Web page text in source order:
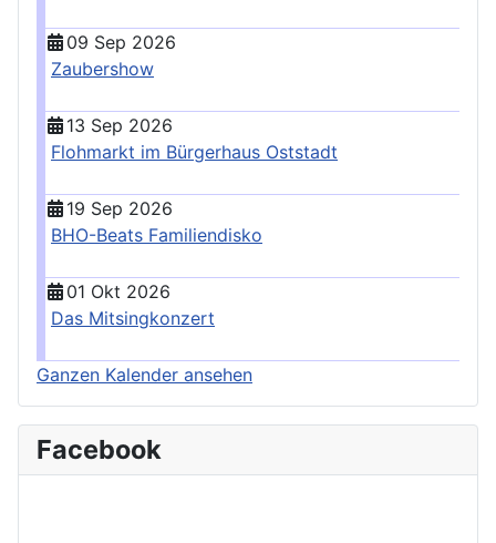
09 Sep 2026
Zaubershow
13 Sep 2026
Flohmarkt im Bürgerhaus Oststadt
19 Sep 2026
BHO-Beats Familiendisko
01 Okt 2026
Das Mitsingkonzert
Ganzen Kalender ansehen
Facebook